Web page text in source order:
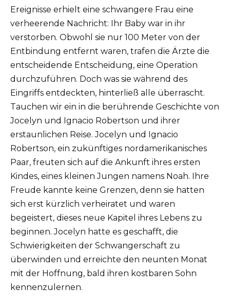
Ereignisse erhielt eine schwangere Frau eine
verheerende Nachricht: Ihr Baby war in ihr
verstorben. Obwohl sie nur 100 Meter von der
Entbindung entfernt waren, trafen die Ärzte die
entscheidende Entscheidung, eine Operation
durchzuführen. Doch was sie während des
Eingriffs entdeckten, hinterließ alle überrascht.
Tauchen wir ein in die berührende Geschichte von
Jocelyn und Ignacio Robertson und ihrer
erstaunlichen Reise. Jocelyn und Ignacio
Robertson, ein zukünftiges nordamerikanisches
Paar, freuten sich auf die Ankunft ihres ersten
Kindes, eines kleinen Jungen namens Noah. Ihre
Freude kannte keine Grenzen, denn sie hatten
sich erst kürzlich verheiratet und waren
begeistert, dieses neue Kapitel ihres Lebens zu
beginnen. Jocelyn hatte es geschafft, die
Schwierigkeiten der Schwangerschaft zu
überwinden und erreichte den neunten Monat
mit der Hoffnung, bald ihren kostbaren Sohn
kennenzulernen.